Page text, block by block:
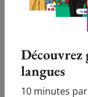
'Truffle' et
découvrez
langues
10 minutes